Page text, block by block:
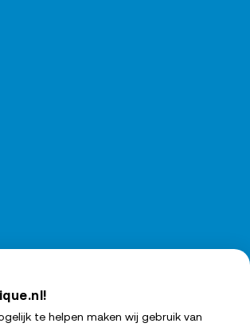
te helpen maken wij gebruik van